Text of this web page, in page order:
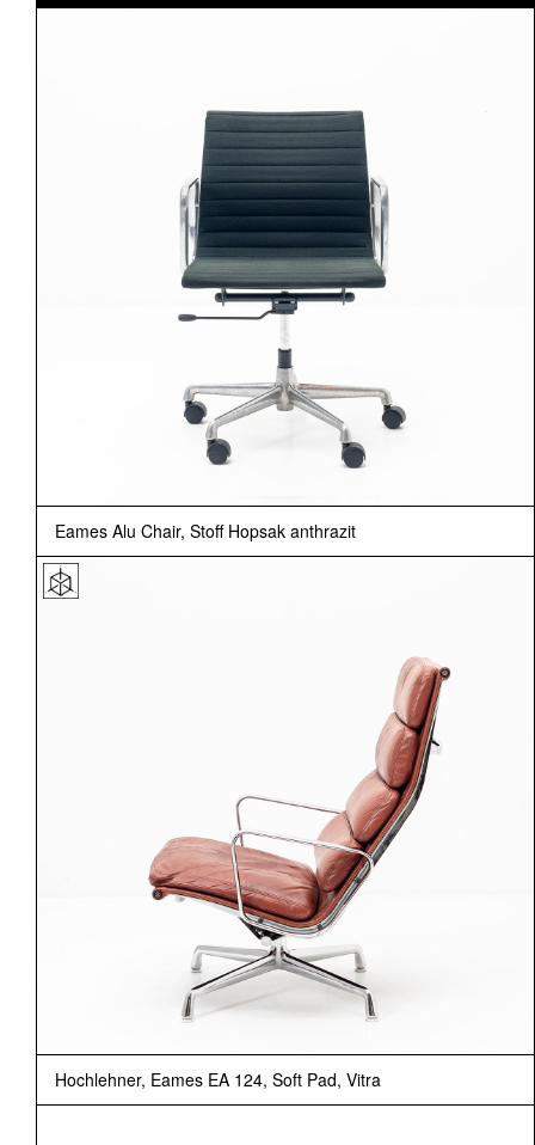
Eames Alu Chair, Stoff Hopsak anthrazit
Hochlehner, Eames EA 124, Soft Pad, Vitra